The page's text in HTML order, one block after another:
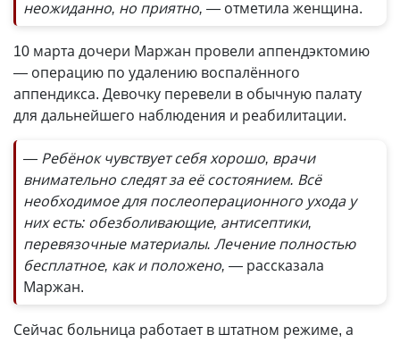
неожиданно, но приятно, — отметила женщина.
10 марта дочери Маржан провели аппендэктомию
— операцию по удалению воспалённого
аппендикса. Девочку перевели в обычную палату
для дальнейшего наблюдения и реабилитации.
— Ребёнок чувствует себя хорошо, врачи
внимательно следят за её состоянием. Всё
необходимое для послеоперационного ухода у
них есть: обезболивающие, антисептики,
перевязочные материалы. Лечение полностью
бесплатное, как и положено, — рассказала
Маржан.
Сейчас больница работает в штатном режиме, а